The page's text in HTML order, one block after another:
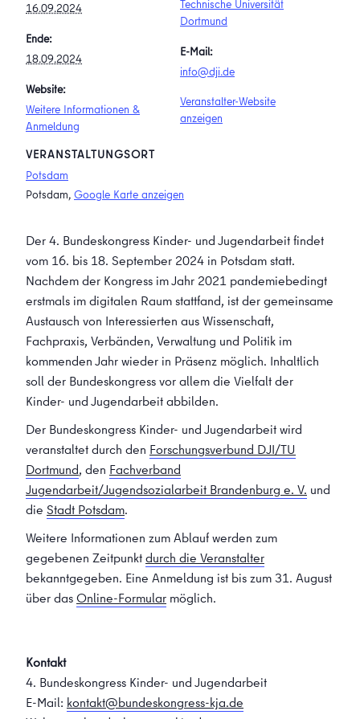
16.09.2024
Ende:
18.09.2024
Website:
Weitere Informationen &
Anmeldung
VERANSTALTUNGSORT
Potsdam
Potsdam, Google Karte anzeigen
Technische Universität
Dortmund
E-Mail:
info@dji.de
Veranstalter-Website
anzeigen
Der 4. Bundeskongress Kinder- und Jugendarbeit findet
vom 16. bis 18. September 2024 in Potsdam statt.
Nachdem der Kongress im Jahr 2021 pandemiebedingt
erstmals im digitalen Raum stattfand, ist der gemeinsame
Austausch von Interessierten aus Wissenschaft,
Fachpraxis, Verbänden, Verwaltung und Politik im
kommenden Jahr wieder in Präsenz möglich. Inhaltlich
soll der Bundeskongress vor allem die Vielfalt der
Kinder- und Jugendarbeit abbilden.
Der Bundeskongress Kinder- und Jugendarbeit wird
veranstaltet durch den Forschungsverbund DJI/TU
Dortmund, den Fachverband
Jugendarbeit/Jugendsozialarbeit Brandenburg e. V. und
die Stadt Potsdam.
Weitere Informationen zum Ablauf werden zum
gegebenen Zeitpunktdurch die Veranstalter
bekanntgegeben. Eine Anmeldung ist bis zum 31. August
über dasOnline-Formular möglich.
Kontakt
4. Bundeskongress Kinder- und Jugendarbeit
E-Mail: kontakt@bundeskongress-kja.de